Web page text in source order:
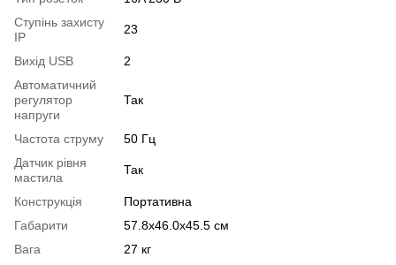
Ступінь захисту
IP
23
Вихід USB
2
Автоматичний
регулятор
напруги
Так
Частота струму
50 Гц
Датчик рівня
мастила
Так
Конструкція
Портативна
Габарити
57.8x46.0x45.5 см
Вага
27 кг